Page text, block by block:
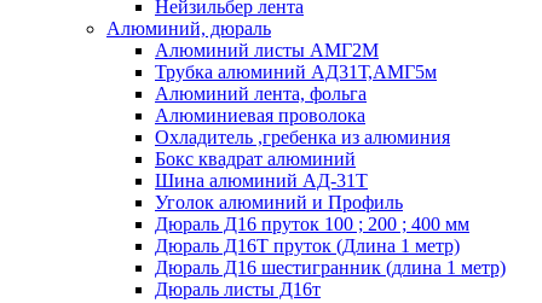
Нейзильбер лента
Алюминий, дюраль
Алюминий листы АМГ2М
Трубка алюминий АД31Т,АМГ5м
Алюминий лента, фольга
Алюминиевая проволока
Охладитель ,гребенка из алюминия
Бокс квадрат алюминий
Шина алюминий АД-31Т
Уголок алюминий и Профиль
Дюраль Д16 пруток 100 ; 200 ; 400 мм
Дюраль Д16Т пруток (Длина 1 метр)
Дюраль Д16 шестигранник (длина 1 метр)
Дюраль листы Д16т